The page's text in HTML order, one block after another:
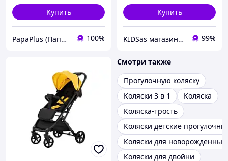
Купить
PapaPlus (Папа Плюс) 100%
Купить
KIDSas магазин-діскаунт дитячих товарів 99%
Смотри также
Прогулочную коляску
Коляски 3 в 1
Коляска
Коляска-трость
Коляски детские
Коляски для новорожденных
Коляски для двойни